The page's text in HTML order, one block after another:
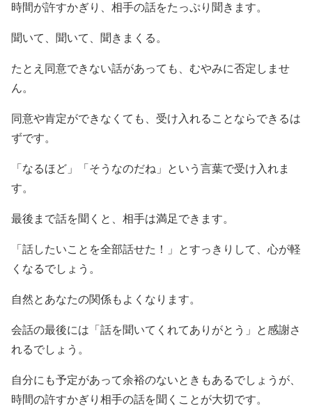
時間が許すかぎり、相手の話をたっぷり聞きます。
聞いて、聞いて、聞きまくる。
たとえ同意できない話があっても、むやみに否定しませ
ん。
同意や肯定ができなくても、受け入れることならできるは
ずです。
「なるほど」「そうなのだね」という言葉で受け入れま
す。
最後まで話を聞くと、相手は満足できます。
「話したいことを全部話せた！」とすっきりして、心が軽
くなるでしょう。
自然とあなたの関係もよくなります。
会話の最後には「話を聞いてくれてありがとう」と感謝さ
れるでしょう。
自分にも予定があって余裕のないときもあるでしょうが、
時間の許すかぎり相手の話を聞くことが大切です。